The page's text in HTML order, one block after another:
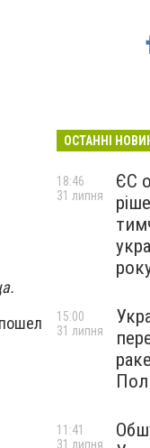
ОСТАННІ
ЄС
18:46
31 липня
15:00
31 липня
11:41
31 липня